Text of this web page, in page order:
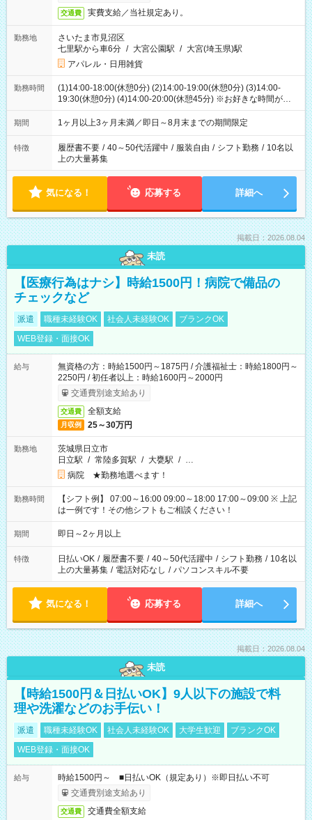
交通費 実費支給／当社規定あり。
勤務地
さいたま市見沼区
七里駅から車6分 / 大宮公園駅 / 大宮(埼玉県)駅
アパレル・日用雑貨
勤務時間
(1)14:00-18:00(休憩0分) (2)14:00-19:00(休憩0分) (3)14:00-
19:30(休憩0分) (4)14:00-20:00(休憩45分) ※お好きな時間が選べ
ます
期間 1ヶ月以上3ヶ月未満／即日～8月末までの期間限定
特徴 履歴書不要 / 40～50代活躍中 / 服装自由 / シフト勤務 / 10名以
上の大量募集
気になる！ 応募する 詳細へ
掲載日：2026.08.04
未読
【医療行為はナシ】時給1500円！病院で備品の
チェックなど
派遣 職種未経験OK 社会人未経験OK
ブランクOK
WEB登録・面接OK
給与
無資格の方：時給1500円～1875円 / 介護福祉士：時給1800円～
2250円 / 初任者以上：時給1600円～2000円
交通費別途支給あり
交通費 全額支給
月収例 25～30万円
勤務地
茨城県日立市
日立駅 / 常陸多賀駅 / 大甕駅 / …
病院 ★勤務地選べます！
勤務時間
【シフト例】 07:00～16:00 09:00～18:00 17:00～09:00 ※ 上記
は一例です！その他シフトもご相談ください！
期間 即日～2ヶ月以上
特徴 日払いOK / 履歴書不要 / 40～50代活躍中 / シフト勤務 / 10名以
上の大量募集 / 電話対応なし / パソコンスキル不要
気になる！ 応募する 詳細へ
掲載日：2026.08.04
未読
【時給1500円＆日払いOK】9人以下の施設で料
理や洗濯などのお手伝い！
派遣 職種未経験OK 社会人未経験OK 大学生歓迎
ブランクOK
WEB登録・面接OK
給与
時給1500円～ ■日払いOK（規定あり）※即日払い不可
交通費別途支給あり
交通費 交通費全額支給